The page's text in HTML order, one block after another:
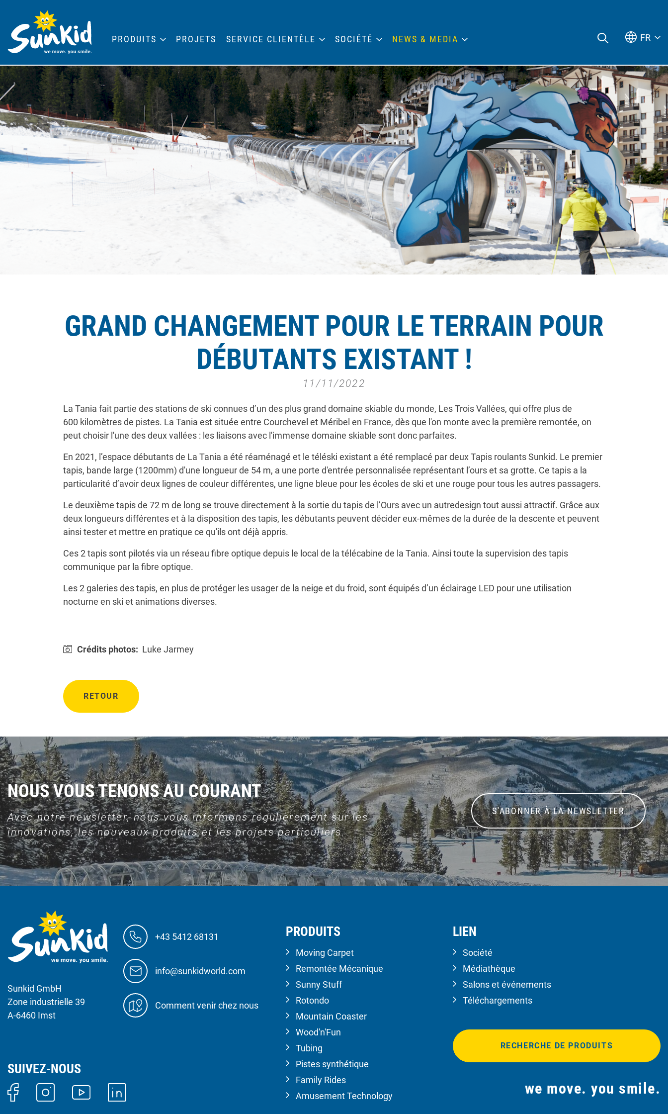
GRAND CHANGEMENT POUR LE TERRAIN POUR
DÉBUTANTS EXISTANT !
11/11/2022
La Tania fait partie des stations de ski connues d’un des plus grand domaine skiable du monde, Les Trois Vallées, qui offre plus de
600 kilomètres de pistes. La Tania est située entre Courchevel et Méribel en France, dès que l'on monte avec la première remontée, on
peut choisir l'une des deux vallées : les liaisons avec l'immense domaine skiable sont donc parfaites.
En 2021, l’espace débutants de La Tania a été réaménagé et le téléski existant a été remplacé par deux Tapis roulants Sunkid. Le premier
tapis, bande large (1200mm) d'une longueur de 54 m, a une porte d'entrée personnalisée représentant l’ours et sa grotte. Ce tapis a la
particularité d’avoir deux lignes de couleur différentes, une ligne bleue pour les écoles de ski et une rouge pour tous les autres passagers.
Le deuxième tapis de 72 m de long se trouve directement à la sortie du tapis de l’Ours avec un autredesign tout aussi attractif. Grâce aux
deux longueurs différentes et à la disposition des tapis, les débutants peuvent décider eux-mêmes de la durée de la descente et peuvent
ainsi tester et mettre en pratique ce qu'ils ont déjà appris.
Ces 2 tapis sont pilotés via un réseau fibre optique depuis le local de la télécabine de la Tania. Ainsi toute la supervision des tapis
communique par la fibre optique.
Les 2 galeries des tapis, en plus de protéger les usager de la neige et du froid, sont équipés d’un éclairage LED pour une utilisation
nocturne en ski et animations diverses.
Crédits photos: Luke Jarmey
RETOUR
NOUS VOUS TENONS AU COURANT
Avec notre newsletter, nous vous informons régulièrement sur les
innovations, les nouveaux produits et les projets particuliers.
S'ABONNER À LA NEWSLETTER
Sunkid GmbH
Zone industrielle 39
A-6460 Imst
+43 5412 68131
info@sunkidworld.com
Comment venir chez nous
SUIVEZ-NOUS
PRODUITS
Moving Carpet
Remontée Mécanique
Sunny Stuff
Rotondo
Mountain Coaster
Wood'n'Fun
Tubing
Pistes synthétique
Family Rides
Amusement Technology
LIEN
Société
Médiathèque
Salons et événements
Téléchargements
RECHERCHE DE PRODUITS
we move. you smile.
PRODUITS PROJETS SERVICE CLIENTÈLE SOCIÉTÉ NEWS & MEDIA FR